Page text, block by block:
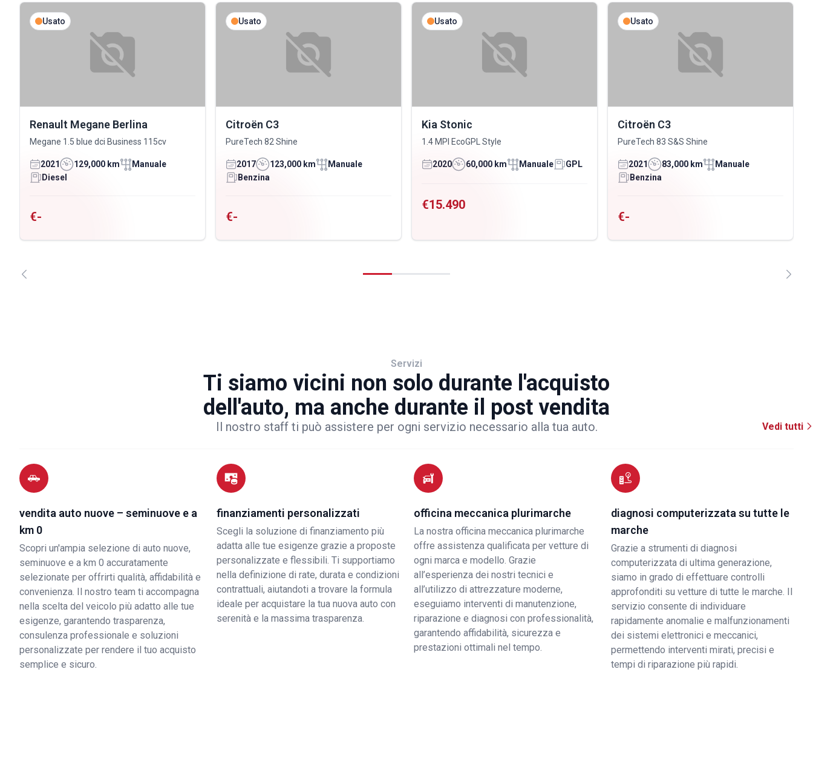
Usato
Renault Megane Berlina
Megane 1.5 blue dci Business 115cv
2021 129,000 km
Manuale
Diesel
€-
Usato
Citroën C3
PureTech 82 Shine
2017 123,000 km
Manuale
Benzina
€-
Usato
Kia Stonic
1.4 MPI EcoGPL Style
2020 60,000 km Manuale GPL
€15.490
Usato
Citroën C3
PureTech 83 S&S Shine
2021 83,000 km
Manuale
Benzina
€-
Servizi
Ti siamo vicini non solo durante l'acquisto
dell'auto, ma anche durante il post vendita
Il nostro staff ti può assistere per ogni servizio necessario alla tua auto. Vedi tutti
vendita auto nuove – seminuove e a
km 0
Scopri un'ampia selezione di auto nuove,
seminuove e a km 0 accuratamente
selezionate per offrirti qualità, affidabilità e
convenienza. Il nostro team ti accompagna
nella scelta del veicolo più adatto alle tue
esigenze, garantendo trasparenza,
consulenza professionale e soluzioni
personalizzate per rendere il tuo acquisto
semplice e sicuro.
finanziamenti personalizzati
Scegli la soluzione di finanziamento più
adatta alle tue esigenze grazie a proposte
personalizzate e flessibili. Ti supportiamo
nella definizione di rate, durata e condizioni
contrattuali, aiutandoti a trovare la formula
ideale per acquistare la tua nuova auto con
serenità e la massima trasparenza.
officina meccanica plurimarche
La nostra officina meccanica plurimarche
offre assistenza qualificata per vetture di
ogni marca e modello. Grazie
all’esperienza dei nostri tecnici e
all’utilizzo di attrezzature moderne,
eseguiamo interventi di manutenzione,
riparazione e diagnosi con professionalità,
garantendo affidabilità, sicurezza e
prestazioni ottimali nel tempo.
diagnosi computerizzata su tutte le
marche
Grazie a strumenti di diagnosi
computerizzata di ultima generazione,
siamo in grado di effettuare controlli
approfonditi su vetture di tutte le marche. Il
servizio consente di individuare
rapidamente anomalie e malfunzionamenti
dei sistemi elettronici e meccanici,
permettendo interventi mirati, precisi e
tempi di riparazione più rapidi.